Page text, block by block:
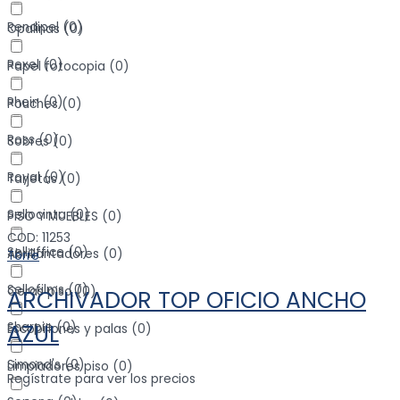
Rendipel (0)
Rexel (0)
Rhein (0)
Ross (0)
Royal (0)
Sellocinta (0)
Selloffice (0)
Sellofilms (0)
Sharpie (0)
Simond's (0)
Opalinas (0)
Papel fotocopia (0)
Pouches (0)
Sobres (0)
Tarjetas (0)
PISO Y MUEBLES (0)
Abrillantadores (0)
Ceras piso (0)
Escobillones y palas (0)
Limpiadores piso (0)
COD: 11253
Torre
ARCHIVADOR TOP OFICIO ANCHO
AZUL
Regístrate para ver los precios